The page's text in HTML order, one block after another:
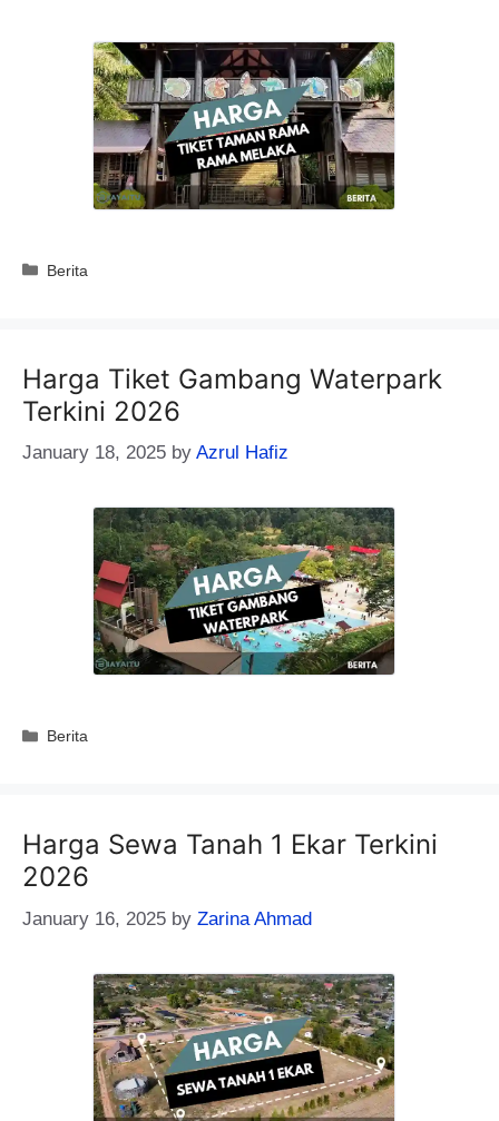
Categories
Berita
Harga Tiket Gambang Waterpark
Terkini 2026
January 18, 2025 by Azrul Hafiz
Categories
Berita
Harga Sewa Tanah 1 Ekar Terkini
2026
January 16, 2025 by Zarina Ahmad